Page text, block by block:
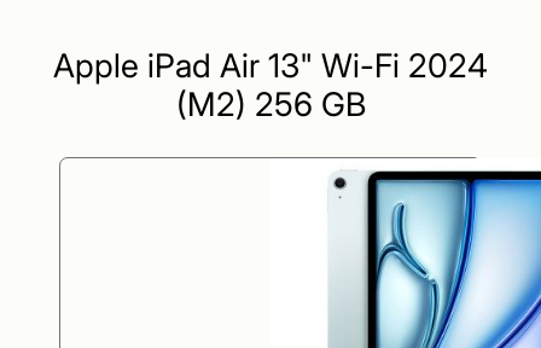
Apple iPad Air 13" Wi-Fi 2024
(M2) 256 GB